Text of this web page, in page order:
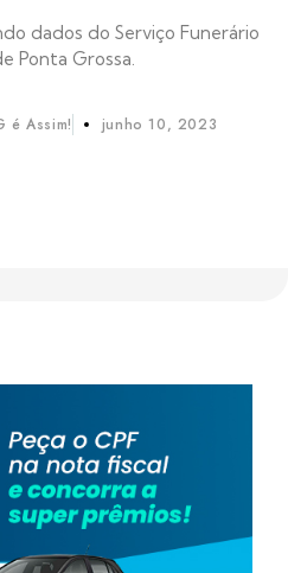
dados do Serviço Funerário
Ponta Grossa.
é Assim! junho 10, 2023